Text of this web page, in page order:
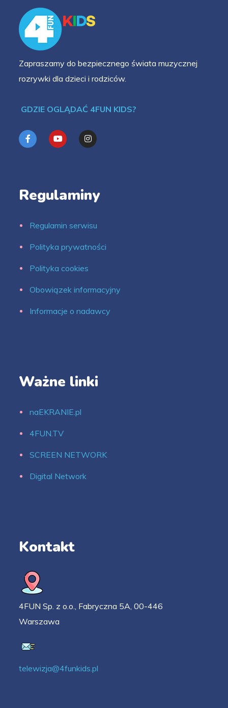
Zapraszamy do bezpiecznego świata muzycznej
rozrywki dla dzieci i rodziców.
GDZIE OGLĄDAĆ 4FUN KIDS?
Regulaminy
Regulamin serwisu
Polityka prywatności
Polityka cookies
Obowiązek informacyjny
Informacje o nadawcy
Ważne linki
naEKRANIE.pl
4FUN.TV
SCREEN NETWORK
Digital Network
Kontakt
4FUN Sp. z o.o., Fabryczna 5A, 00-446
Warszawa
telewizja@4funkids.pl